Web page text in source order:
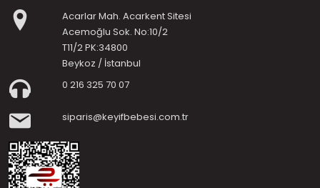
Acarlar Mah. Acarkent Sitesi
Acemoğlu Sok. No:10/2
T11/2 PK:34800
Beykoz / İstanbul
0 216 325 70 07
siparis@keyifbebesi.com.tr